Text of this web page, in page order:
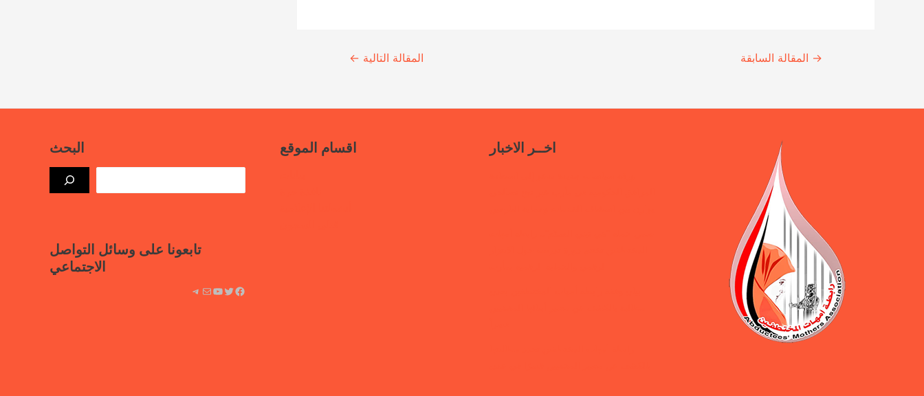
Continue
→ المقالة السابقة المقالة التالية ←
اخــر الاخبار اقسام الموقع البحث
تابعونا على وسائل التواصل
الاجتماعي
فيسبوك تويتر يوتيوب بريد تيليجرام